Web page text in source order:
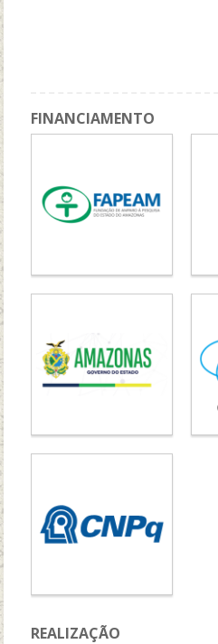
FINANCIAMENTO
REALIZAÇÃO